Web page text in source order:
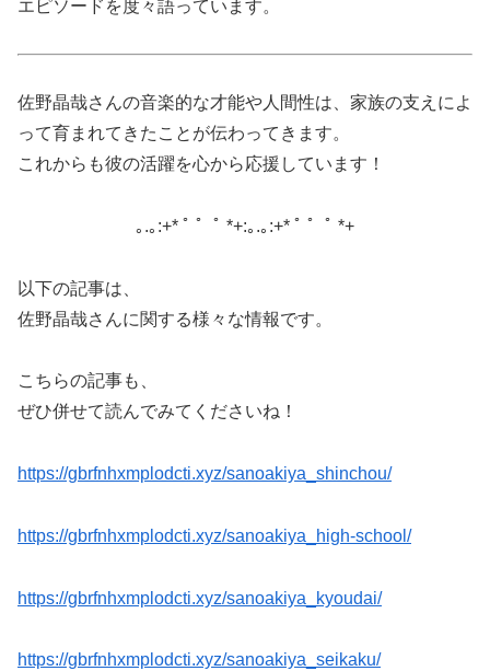
エピソードを度々語っています。
佐野晶哉さんの音楽的な才能や人間性は、家族の支えによ
って育まれてきたことが伝わってきます。
これからも彼の活躍を心から応援しています！
｡.｡:+* ﾟ ゜ﾟ *+:｡.｡:+* ﾟ ゜ﾟ *+
以下の記事は、
佐野晶哉さんに関する様々な情報です。
こちらの記事も、
ぜひ併せて読んでみてくださいね！
https://gbrfnhxmplodcti.xyz/sanoakiya_shinchou/
https://gbrfnhxmplodcti.xyz/sanoakiya_high-school/
https://gbrfnhxmplodcti.xyz/sanoakiya_kyoudai/
https://gbrfnhxmplodcti.xyz/sanoakiya_seikaku/